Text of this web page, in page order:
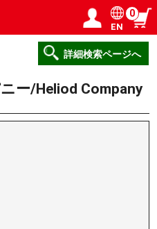
／会員登録
EN
0
詳細検索ページへ
ー/Heliod Company